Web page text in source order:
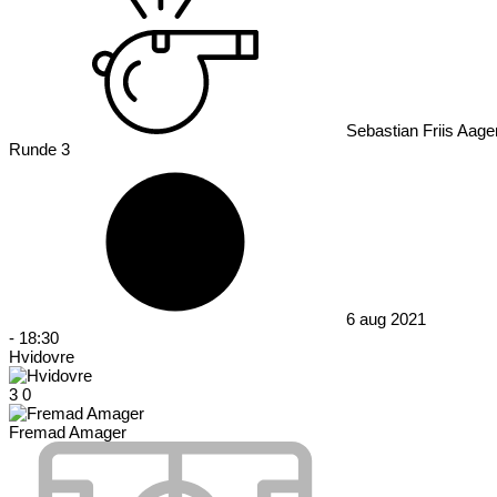
Sebastian Friis
Runde 3
6 aug 2021
- 18:30
Hvidovre
3 0
Fremad Amager